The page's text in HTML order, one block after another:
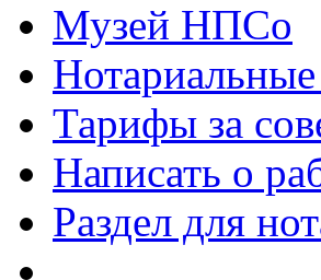
Музей НПСо
Тарифы за
Написать о
Раздел для